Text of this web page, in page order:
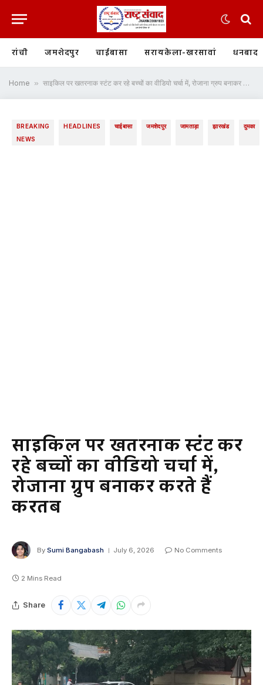
रांची जमशेदपुर चाईबासा सरायकेला-खरसावां धनबाद
Home » साइकिल पर खतरनाक स्टंट कर रहे बच्चों का वीडियो चर्चा में, रोजाना ग्रुप बनाकर करते हैं करतब
BREAKING
NEWS
HEADLINES चाईबासा जमशेदपुर जामताड़ा झारखंड दुमका
साइकिल पर खतरनाक स्टंट कर
रहे बच्चों का वीडियो चर्चा में,
रोजाना ग्रुप बनाकर करते हैं
करतब
By Sumi Bangabash July 6, 2026 No Comments
2 Mins Read
Share